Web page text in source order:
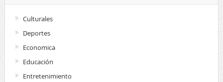
Culturales
Deportes
Economica
Educación
Entretenimiento